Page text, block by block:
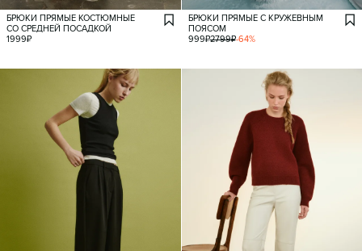
БРЮКИ ПРЯМЫЕ КОСТЮМНЫЕ
СО СРЕДНЕЙ ПОСАДКОЙ
1999₽
БРЮКИ ПРЯМЫЕ С КРУЖЕВНЫМ
ПОЯСОМ
999₽2799₽-64%